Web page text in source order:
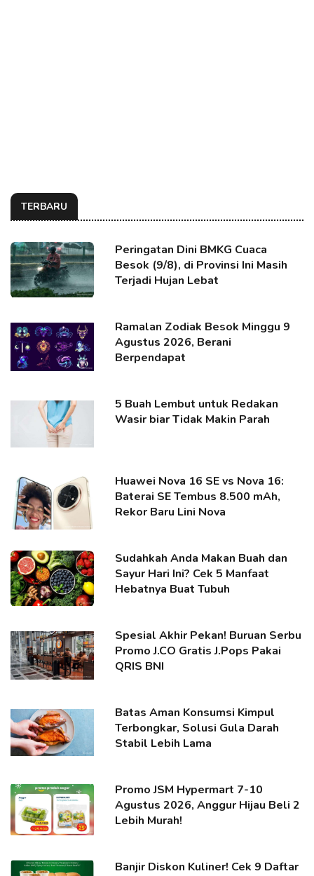
TERBARU
Peringatan Dini BMKG Cuaca
Besok (9/8), di Provinsi Ini Masih
Terjadi Hujan Lebat
Ramalan Zodiak Besok Minggu 9
Agustus 2026, Berani
Berpendapat
5 Buah Lembut untuk Redakan
Wasir biar Tidak Makin Parah
Huawei Nova 16 SE vs Nova 16:
Baterai SE Tembus 8.500 mAh,
Rekor Baru Lini Nova
Sudahkah Anda Makan Buah dan
Sayur Hari Ini? Cek 5 Manfaat
Hebatnya Buat Tubuh
Spesial Akhir Pekan! Buruan Serbu
Promo J.CO Gratis J.Pops Pakai
QRIS BNI
Batas Aman Konsumsi Kimpul
Terbongkar, Solusi Gula Darah
Stabil Lebih Lama
Promo JSM Hypermart 7-10
Agustus 2026, Anggur Hijau Beli 2
Lebih Murah!
Banjir Diskon Kuliner! Cek 9 Daftar